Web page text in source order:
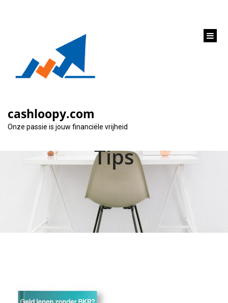
cashloopy.com
Onze passie is jouw financiële vrijheid
Snel Geld Lenen met
BKR Registratie –
Mogelijkheden en
Tips